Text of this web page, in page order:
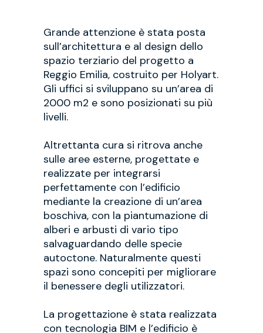
Grande attenzione è stata posta
sull’architettura e al design dello
spazio terziario del progetto a
Reggio Emilia, costruito per Holyart.
Gli uffici si sviluppano su un’area di
2000 m2 e sono posizionati su più
livelli.
Altrettanta cura si ritrova anche
sulle aree esterne, progettate e
realizzate per integrarsi
perfettamente con l’edificio
mediante la creazione di un’area
boschiva, con la piantumazione di
alberi e arbusti di vario tipo
salvaguardando delle specie
autoctone. Naturalmente questi
spazi sono concepiti per migliorare
il benessere degli utilizzatori.
La progettazione è stata realizzata
con tecnologia BIM e l’edificio è